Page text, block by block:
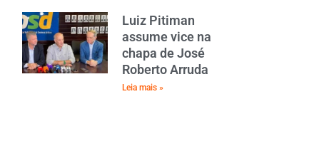
Luiz Pitiman
assume vice na
chapa de José
Roberto Arruda
Leia mais »